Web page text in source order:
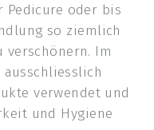
Pedicure oder bis
so ziemlich
verschönern. Im
verwendet und
und Hygiene